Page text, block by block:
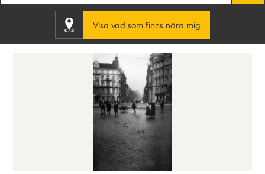
Visa vad som finns nära mig